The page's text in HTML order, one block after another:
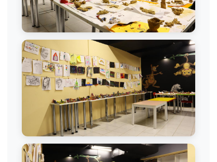
Görsel Sanatlar Çalışması
Görsel Sanatlar Dersi